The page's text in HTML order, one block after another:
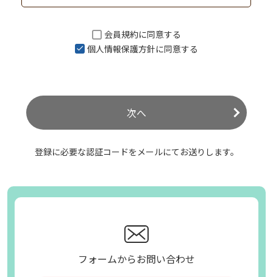
会員規約に同意する
個人情報保護方針に同意する
次へ
登録に必要な認証コードをメールにてお送りします。
フォームからお問い合わせ